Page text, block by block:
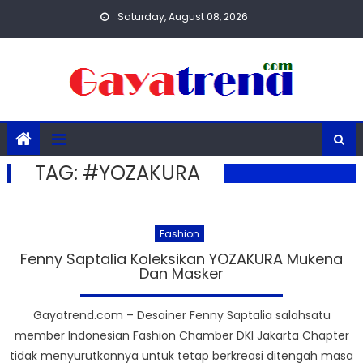
Saturday, August 08, 2026
TAG: #YOZAKURA
Fashion
Fenny Saptalia Koleksikan YOZAKURA Mukena
Dan Masker
Gayatrend.com – Desainer Fenny Saptalia salahsatu
member Indonesian Fashion Chamber DKI Jakarta Chapter
tidak menyurutkannya untuk tetap berkreasi ditengah masa